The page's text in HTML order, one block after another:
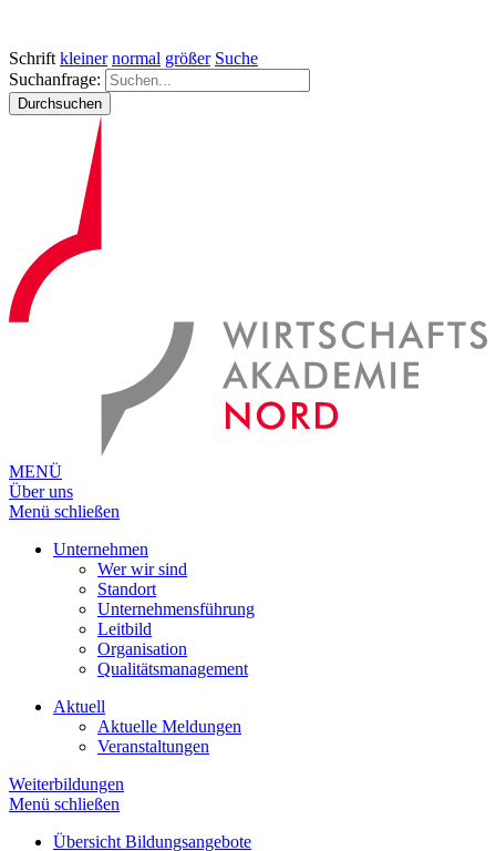
Schrift kleiner normal größer Suche
Suchanfrage:
Durchsuchen
MENÜ
Über uns
Menü schließen
Unternehmen
Wer wir sind
Standort
Unternehmensführung
Leitbild
Organisation
Qualitätsmanagement
Aktuell
Aktuelle Meldungen
Veranstaltungen
Weiterbildungen
Menü schließen
Übersicht Bildungsangebote